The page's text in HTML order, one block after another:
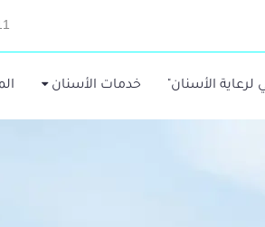
لرعاية الأسنان" خدمات الأسنان